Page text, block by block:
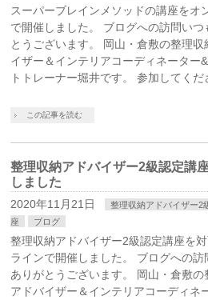
スーパーブレインメソッドの講座をオ
で開催しました。 ブログへの訪問いつ
とうございます。 岡山・倉敷の整理収
イザー＆インテリアコーディネーター
トトレーナー堀井です。 参加してくだ
この記事を読む
整理収納アドバイザー2級認定講
しました
2020年11月21日
整理収納アドバイザー2
座
ブログ
整理収納アドバイザー2級認定講座を
ラインで開催しました。 ブログへの訪
ありがとうございます。 岡山・倉敷の
アドバイザー＆インテリアコーディネ